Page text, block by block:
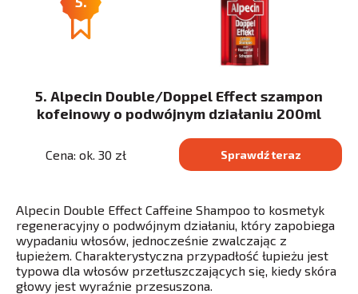
5. Alpecin Double/Doppel Effect szampon
kofeinowy o podwójnym działaniu 200ml
Cena: ok. 30 zł Sprawdź teraz
Alpecin Double Effect Caffeine Shampoo to kosmetyk
regeneracyjny o podwójnym działaniu, który zapobiega
wypadaniu włosów, jednocześnie zwalczając z
łupieżem. Charakterystyczna przypadłość łupieżu jest
typowa dla włosów przetłuszczających się, kiedy skóra
głowy jest wyraźnie przesuszona.